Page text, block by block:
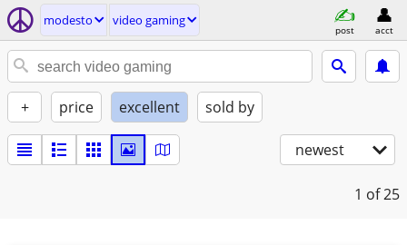
modesto video gaming
post acct
+ price excellent sold by
newest
1 of 25